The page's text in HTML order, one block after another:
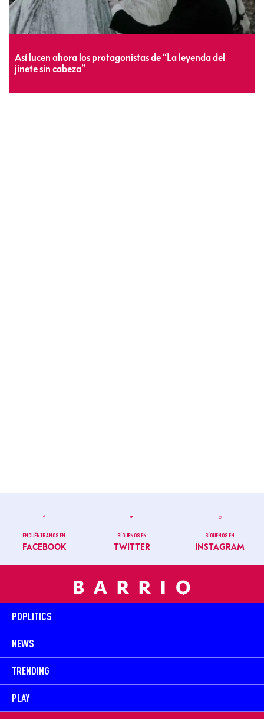
Así lucen ahora los protagonistas de “La leyenda del
jinete sin cabeza”
ENCUÉNTRANOS EN
FACEBOOK
SÍGUENOS EN
TWITTER
SÍGUENOS EN
INSTAGRAM
POPLITICS
NEWS
TRENDING
PLAY